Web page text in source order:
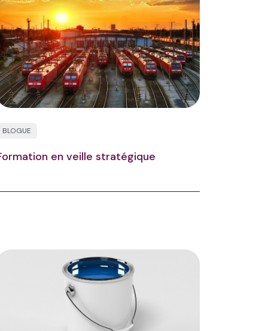
BLOGUE
en veille stratégique